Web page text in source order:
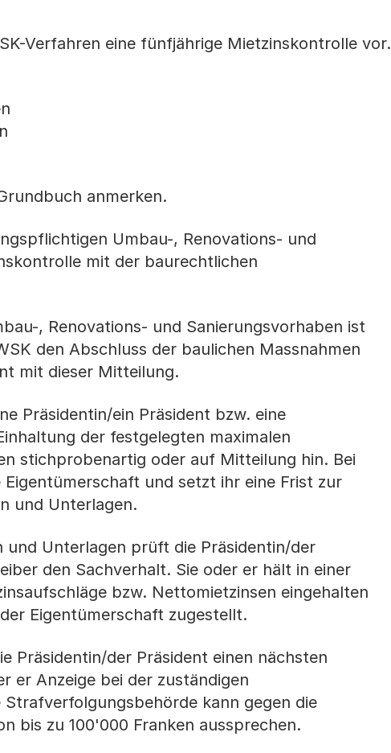
Verfahren eine fünfjährige Mietzinskontrolle vor.
anmerken.
Umbau-, Renovations- und
mit der baurechtlichen
, Renovations- und Sanierungsvorhaben ist
den Abschluss der baulichen Massnahmen
mit dieser Mitteilung.
Präsidentin/ein Präsident bzw. eine
der festgelegten maximalen
stichprobenartig oder auf Mitteilung hin. Bei
und setzt ihr eine Frist zur
und Unterlagen.
und Unterlagen prüft die Präsidentin/der
den Sachverhalt. Sie oder er hält in einer
bzw. Nettomietzinsen eingehalten
Eigentümerschaft zugestellt.
Präsidentin/der Präsident einen nächsten
er Anzeige bei der zuständigen
kann gegen die
bis zu 100'000 Franken aussprechen.